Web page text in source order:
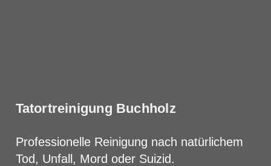
Tatortreinigung Buchholz
Professionelle Reinigung nach natürlichem
Tod, Unfall, Mord oder Suizid.